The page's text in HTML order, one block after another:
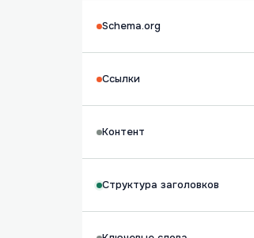
Schema.org
Ссылки
Контент
Структура заголовков